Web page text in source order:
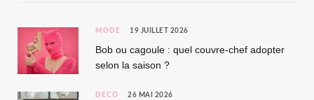
MODE 19 JUILLET 2026
Bob ou cagoule : quel couvre-chef adopter
selon la saison ?
DÉCO 26 MAI 2026